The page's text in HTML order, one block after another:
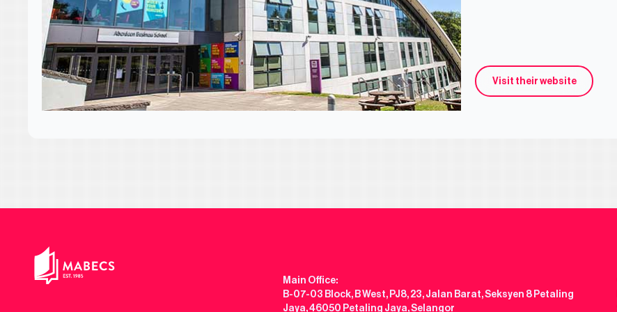
Visit their website
Main Office:
B-07-03 Block, B West, PJ8, 23, Jalan Barat, Seksyen 8 Petaling
Jaya, 46050 Petaling Jaya, Selangor